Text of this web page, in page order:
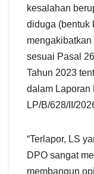
kesalahan
diduga (bentuk
sesuai Pasal
Tahun 2023
dalam Laporan
LP/B/628/II/
“Terlapor, LS
DPO sangat
membangun